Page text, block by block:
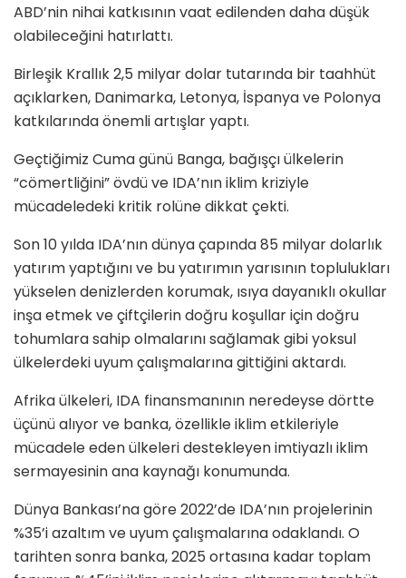
ABD’nin nihai katkısının vaat edilenden daha düşük
olabileceğini hatırlattı.
Birleşik Krallık 2,5 milyar dolar tutarında bir taahhüt
açıklarken, Danimarka, Letonya, İspanya ve Polonya
katkılarında önemli artışlar yaptı.
Geçtiğimiz Cuma günü Banga, bağışçı ülkelerin
“cömertliğini” övdü ve IDA’nın iklim kriziyle
mücadeledeki kritik rolüne dikkat çekti.
Son 10 yılda IDA’nın dünya çapında 85 milyar dolarlık
yatırım yaptığını ve bu yatırımın yarısının toplulukları
yükselen denizlerden korumak, ısıya dayanıklı okullar
inşa etmek ve çiftçilerin doğru koşullar için doğru
tohumlara sahip olmalarını sağlamak gibi yoksul
ülkelerdeki uyum çalışmalarına gittiğini aktardı.
Afrika ülkeleri, IDA finansmanının neredeyse dörtte
üçünü alıyor ve banka, özellikle iklim etkileriyle
mücadele eden ülkeleri destekleyen imtiyazlı iklim
sermayesinin ana kaynağı konumunda.
Dünya Bankası’na göre 2022’de IDA’nın projelerinin
%35’i azaltım ve uyum çalışmalarına odaklandı. O
tarihten sonra banka, 2025 ortasına kadar toplam